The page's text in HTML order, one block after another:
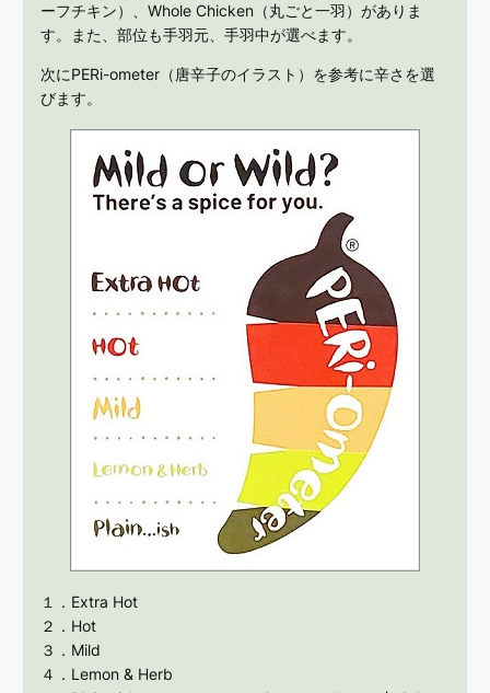
ーフチキン）、Whole Chicken（丸ごと一羽）がありま
す。また、部位も手羽元、手羽中が選べます。
次にPERi-ometer（唐辛子のイラスト）を参考に辛さを選
びます。
１．Extra Hot
２．Hot
３．Mild
４．Lemon & Herb